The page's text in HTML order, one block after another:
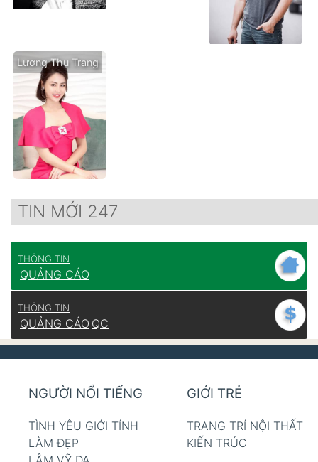
Lương Thu Trang
TIN MỚI 247
THÔNG TIN
QUẢNG CÁO
THÔNG TIN
QUẢNG CÁO QC
NGƯỜI NỔI TIẾNG
TÌNH YÊU GIỚI TÍNH
LÀM ĐẸP
GIỚI TRẺ
TRANG TRÍ NỘI THẤT
KIẾN TRÚC